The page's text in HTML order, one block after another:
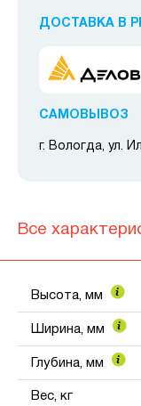
ДОСТАВКА В
САМОВЫВОЗ
г. Вологда, ул.
Все
Высота, мм
Ширина, мм
Глубина, мм
Вес, кг